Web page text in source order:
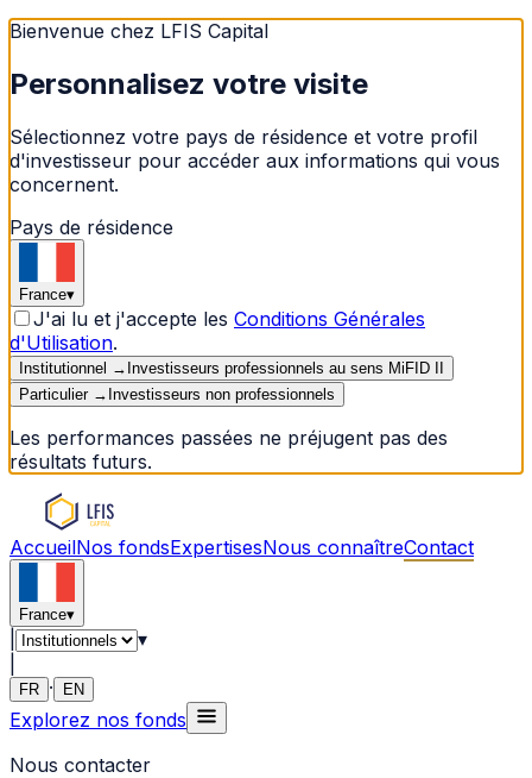
Bienvenue chez LFIS Capital
Personnalisez votre visite
Sélectionnez votre pays de résidence et votre profil
d'investisseur pour accéder aux informations qui vous
concernent.
Pays de résidence
France▾
J'ai lu et j'accepte les Conditions Générales
d'Utilisation.
Institutionnel → Investisseurs professionnels au sens MiFID II
Particulier→ Investisseurs non professionnels
Les performances passées ne préjugent pas des
résultats futurs.
AccueilNos fondsExpertisesNous connaîtreContact
France▾
▾
FR · EN
Explorez nos fonds
Nous contacter